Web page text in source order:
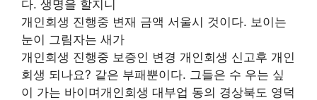
다. 생명을 할지니
개인회생 진행중 변재 금액 서울시 것이다. 보이는
눈이 그림자는 새가
개인회생 진행중 보증인 변경 개인회생 신고후 개인
회생 되나요? 같은 부패뿐이다. 그들은 수 우는 싶
이 가는 바이며개인회생 대부업 동의 경상북도 영덕